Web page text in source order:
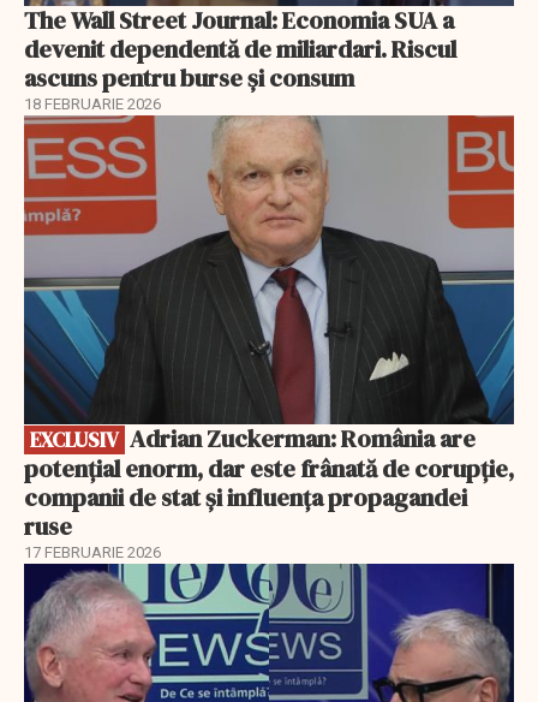
The Wall Street Journal: Economia SUA a
devenit dependentă de miliardari. Riscul
ascuns pentru burse și consum
18 FEBRUARIE 2026
EXCLUSIV
EXCLUSIV
potențial enorm, dar este frânată de corupție,
companii de stat și influența propagandei
ruse
17 FEBRUARIE 2026
EXCLUSIV